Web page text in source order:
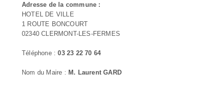
Adresse de la commune :
HOTEL DE VILLE
1 ROUTE BONCOURT
02340 CLERMONT-LES-FERMES
Téléphone :03 23 22 70 64
Nom du Maire : M. Laurent GARD